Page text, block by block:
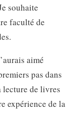
souhaite
faculté de
aimé
pas dans
lecture de livres
expérience de la